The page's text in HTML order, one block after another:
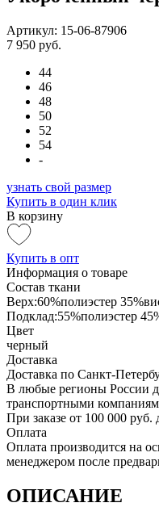
Артикул: 15-06-87906
7 950 руб.
44
46
48
50
52
54
-
узнать свой размер
Купить в один клик
В корзину
Купить в опт
Информация о товаре
Состав ткани
Верх:60%полиэстер
Подклад:55%полиэстер
Цвет
черный
Доставка
Доставка по Санкт-
В любые регионы России
транспортными
При заказе от 100 000 руб.
Оплата
Оплата производится на
менеджером после
ОПИСАНИЕ